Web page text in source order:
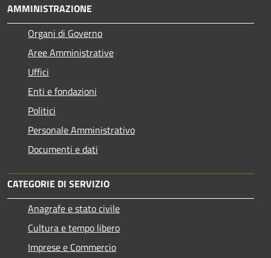
AMMINISTRAZIONE
Organi di Governo
Aree Amministrative
Uffici
Enti e fondazioni
Politici
Personale Amministrativo
Documenti e dati
CATEGORIE DI SERVIZIO
Anagrafe e stato civile
Cultura e tempo libero
Imprese e Commercio